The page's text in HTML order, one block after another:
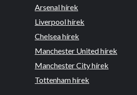
Arsenal hírek
Liverpool hírek
Chelsea hírek
Manchester United hírek
Manchester City hírek
Tottenham hírek